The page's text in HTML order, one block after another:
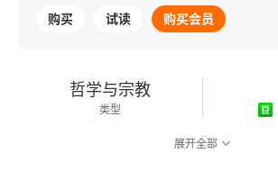
购买 试读 购买会员
哲学与宗教
类型
展开全部